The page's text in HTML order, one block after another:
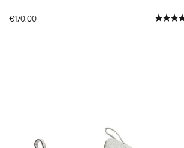
Speed
2-
€170.00OutOfStock